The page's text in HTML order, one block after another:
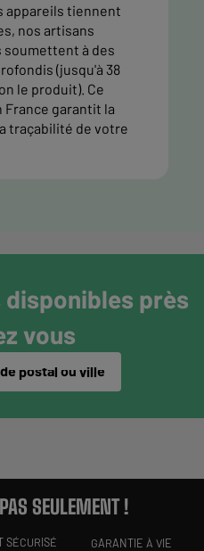
appareils tiennent
nos artisans
soumettent à des
(jusqu'à 38
le produit). Ce
garantit la
traçabilité de votre
près
vous
postal ou ville
SEULEMENT !
SÉCURISÉ GARANTIE À VIE